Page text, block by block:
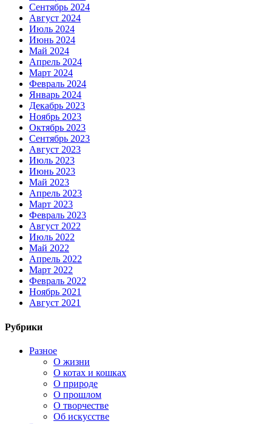
Сентябрь 2024
Август 2024
Июль 2024
Июнь 2024
Май 2024
Апрель 2024
Март 2024
Февраль 2024
Январь 2024
Декабрь 2023
Ноябрь 2023
Октябрь 2023
Сентябрь 2023
Август 2023
Июль 2023
Июнь 2023
Май 2023
Апрель 2023
Март 2023
Февраль 2023
Август 2022
Июль 2022
Май 2022
Апрель 2022
Март 2022
Февраль 2022
Ноябрь 2021
Август 2021
Рубрики
Разное
О жизни
О котах и кошках
О природе
О прошлом
О творчестве
Об искусстве